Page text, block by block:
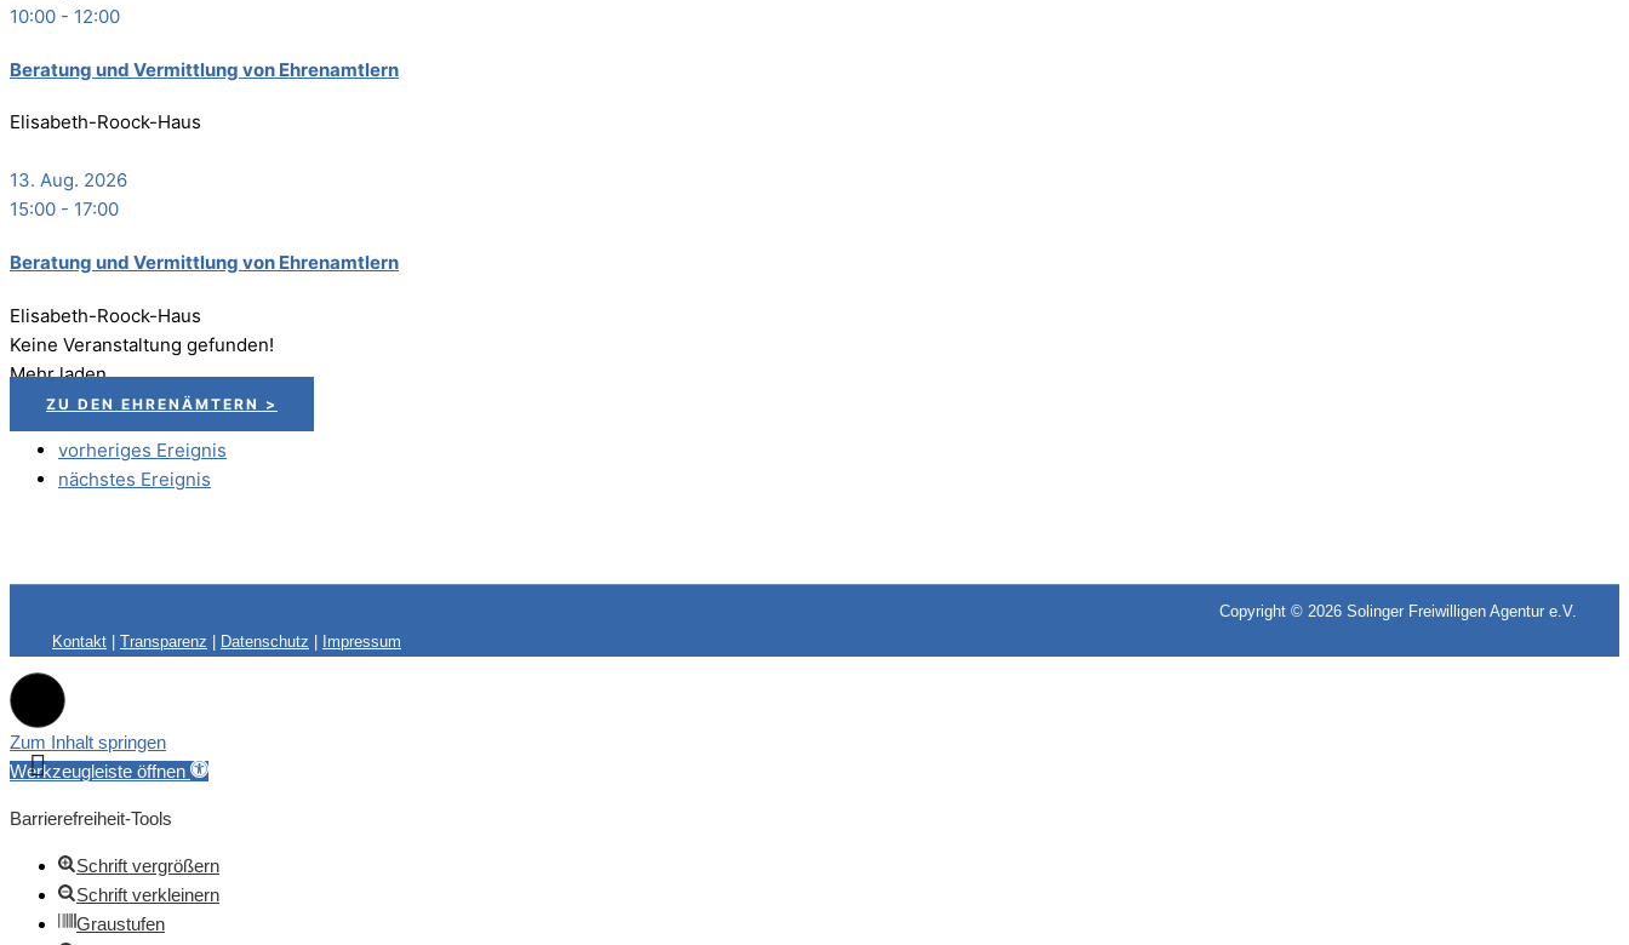
10:00 - 12:00
Bera­tung und Ver­mitt­lung von Ehrenamtlern
Elisabeth-Roock-Haus
13. Aug. 2026
15:00 - 17:00
Bera­tung und Ver­mitt­lung von Ehrenamtlern
Elisabeth-Roock-Haus
Keine Veranstaltung gefunden!
Mehr laden
ZU DEN EHRENÄMTERN >
vorheriges Ereignis
nächstes Ereignis
Copyright © 2026 Solinger Freiwilligen Agentur e.V.
Kontakt | Transparenz | Datenschutz | Impressum
Zum Inhalt springen
Werkzeugleiste öffnen
Barrierefreiheit-Tools
Schrift vergrößern
Schrift verkleinern
Graustufen